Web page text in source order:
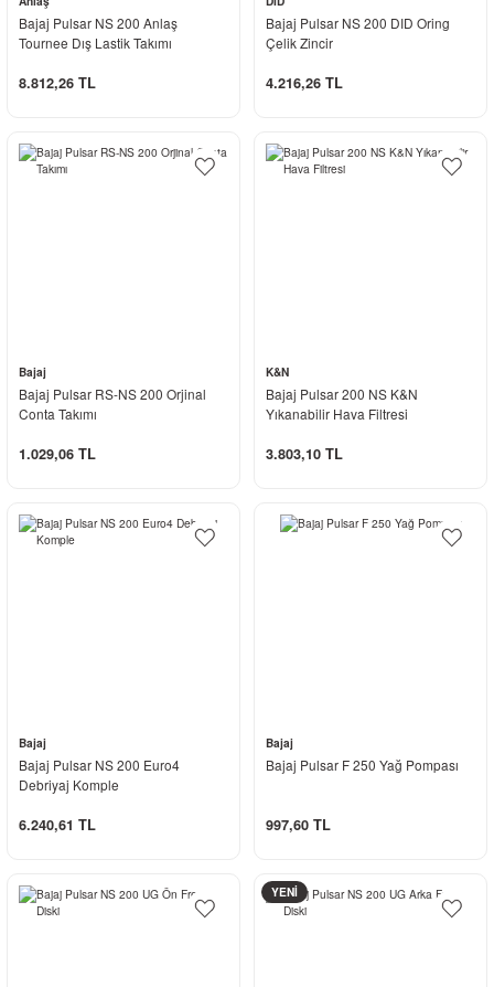
daha güzel koşullara gelmesini sağlamaktadır. Bununla beraber kullanımı
avantajı veren ve güven inşa eden ürün seçeneklerimiz yine bu
sayfalardan karşınıza gelmeye devam ediyor. Çok çeşitli ürün kategorimiz
içerisinde su pompa rotoru ve şanzıman contası güvenli ulaşım ve
performans artırıcı çözüm için büyük önem taşıyor.
Bajaj Pulsar 200 NS Yedek Parça Fiyatları
Firma olarak internet üzerinden güvenli alışverişin uğurlu adresi olduk ve
dikkat çekiyor. Ürün kalitesi konusunda hiçbir endişeniz olmamalıdır. Her
zaman orijinal seçeneklerden yana tavır aldık ve çevrimiçi alışveriş
konusunda size bu geniş imkânları sunmaya devam ediyoruz.
Bajaj Pulsar NS 200 Anlaş
Tournee Dış Lastik Takımı
8.812,26 TL
Bajaj Pulsar NS 200 DID Oring
Çelik Zincir
4.216,26 TL
Bajaj
Bajaj Pulsar RS-NS 200 Orjinal
Conta Takımı
1.029,06 TL
K&N
Bajaj Pulsar 200 NS K&N
Yıkanabilir Hava Filtresi
3.803,10 TL
Bajaj
Bajaj Pulsar NS 200 Euro4
Debriyaj Komple
6.240,61 TL
Bajaj
Bajaj Pulsar F 250 Yağ Pompası
997,60 TL
YENİ